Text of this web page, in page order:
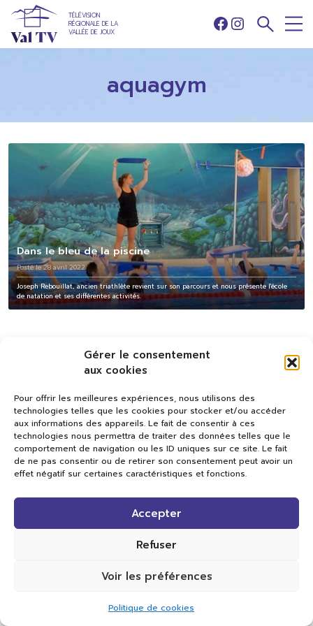
Gérer le consentement
aux cookies
Pour offrir les meilleures expériences, nous utilisons des
technologies telles que les cookies pour stocker et/ou accéder
aux informations des appareils. Le fait de consentir à ces
technologies nous permettra de traiter des données telles que le
comportement de navigation ou les ID uniques sur ce site. Le fait
de ne pas consentir ou de retirer son consentement peut avoir un
effet négatif sur certaines caractéristiques et fonctions.
Accepter
Refuser
Voir les préférences
Politique de cookies
TÉLÉVISION
RÉGIONALE DE LA
VALLÉE DE JOUX
Facebook
Instagram
aquagym
Dans le bleu de la piscine
Posté le 28 avril 2022
Joseph Rebouillat, ancien triathlète revient sur son parcours et nous présente l'école
de natation et ses différentes activités.
Val TV
Centre de Compétences Médias
Rue du Pont-Neuf 24
Tous droits réservés.
Réalisation Cavin-Baudat Digital Lab